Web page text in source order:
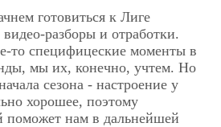
готовиться к Лиге
разборы и отработки.
то специфицеские моменты в
мы их, конечно, учтем. Но
сезона - настроение у
хорошее, поэтому
поможет нам в дальнейшей